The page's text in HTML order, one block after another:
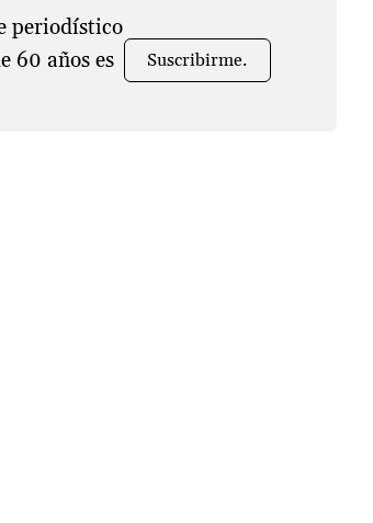
periodístico
60 años es
Suscribirme.